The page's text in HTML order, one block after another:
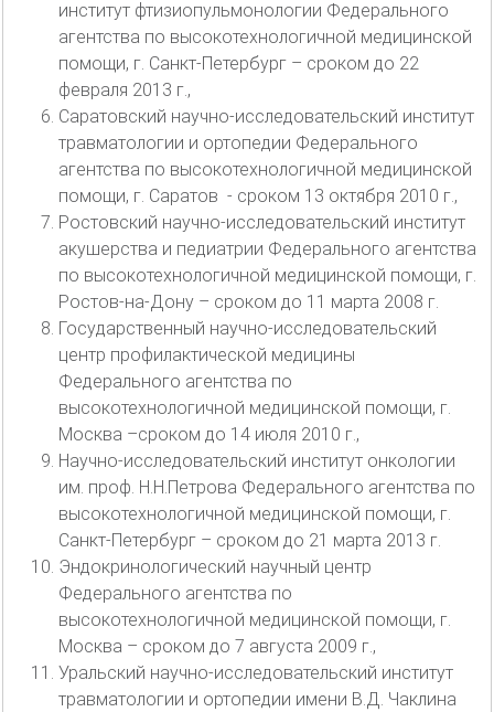
институт фтизиопульмонологии Федерального
агентства по высокотехнологичной медицинской
помощи, г. Санкт-Петербург – сроком до 22
февраля 2013 г.,
Саратовский научно-исследовательский институт
травматологии и ортопедии Федерального
агентства по высокотехнологичной медицинской
помощи, г. Саратов - сроком 13 октября 2010 г.,
Ростовский научно-исследовательский институт
акушерства и педиатрии Федерального агентства
по высокотехнологичной медицинской помощи, г.
Ростов-на-Дону – сроком до 11 марта 2008 г.
Государственный научно-исследовательский
центр профилактической медицины
Федерального агентства по
высокотехнологичной медицинской помощи, г.
Москва –сроком до 14 июля 2010 г.,
Научно-исследовательский институт онкологии
им. проф. Н.Н.Петрова Федерального агентства по
высокотехнологичной медицинской помощи, г.
Санкт-Петербург – сроком до 21 марта 2013 г.
Эндокринологический научный центр
Федерального агентства по
высокотехнологичной медицинской помощи, г.
Москва – сроком до 7 августа 2009 г.,
Уральский научно-исследовательский институт
травматологии и ортопедии имени В.Д. Чаклина